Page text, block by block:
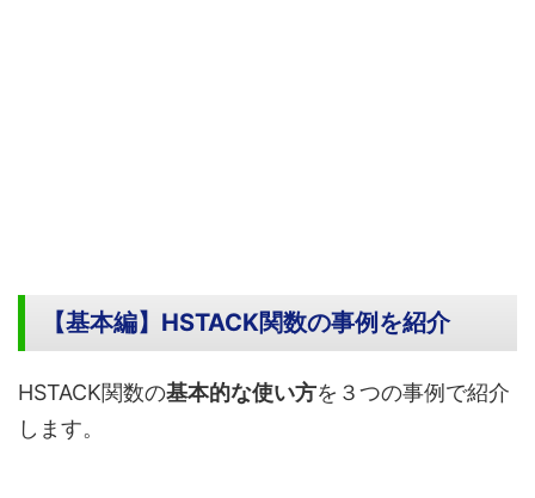
【基本編】HSTACK関数の事例を紹介
HSTACK関数の基本的な使い方を３つの事例で紹介
します。